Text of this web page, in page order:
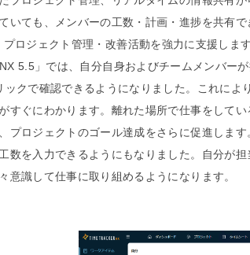
いても、メンバーの工数・計画・進捗を共有で
ロジェクト管理・改善活動を強力に支援します
5.5」では、自分自身およびチームメンバー
ックで確認できるようになりました。これによ
すぐにわかります。離れた場所で仕事をして
プロジェクトのゴール達成をさらに促進しま
数を入力できるようにもなりました。自分が担
意識して仕事に取り組めるようになります。